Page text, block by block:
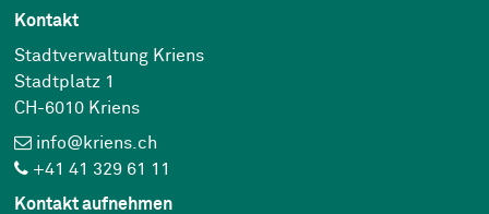
Kontakt
Stadtverwaltung Kriens
Stadtplatz 1
CH-6010 Kriens
info@kriens.ch
+41 41 329 61 11
Kontakt aufnehmen